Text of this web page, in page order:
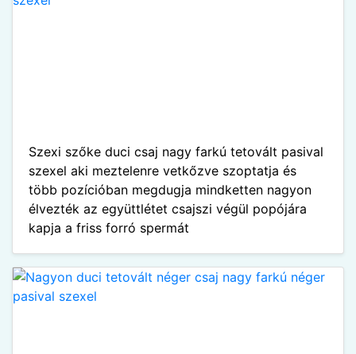
Szexi szőke duci csaj nagy farkú tetovált pasival
szexel aki meztelenre vetkőzve szoptatja és
több pozícióban megdugja mindketten nagyon
élvezték az együttlétet csajszi végül popójára
kapja a friss forró spermát